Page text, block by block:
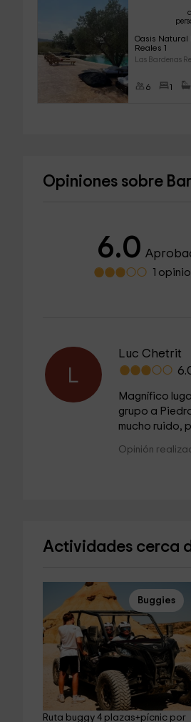
Oasis Natural
Reales 1
Las Bardenas
6 1
Opiniones sobre
6.0
1
L
Luc Chetrit
Magnífico
grupo a
mucho ruido,
Opinión
Actividades cerca
Buggies
Ruta buggy 4 plazas+pícnic por